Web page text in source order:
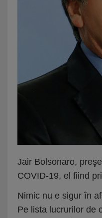
Jair Bolsonaro,
COVID-19, el fiind
Nimic nu e sigur în
Pe lista lucrurilor de